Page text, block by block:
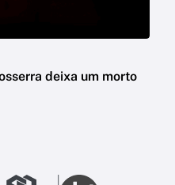
deixa um morto